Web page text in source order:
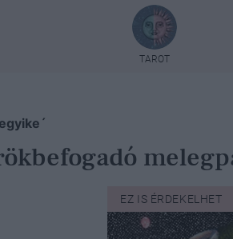
TAROT
EZ IS ÉRDEKELHET